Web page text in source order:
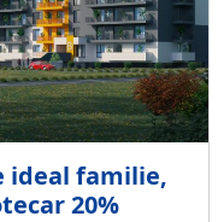
ideal familie,
20%